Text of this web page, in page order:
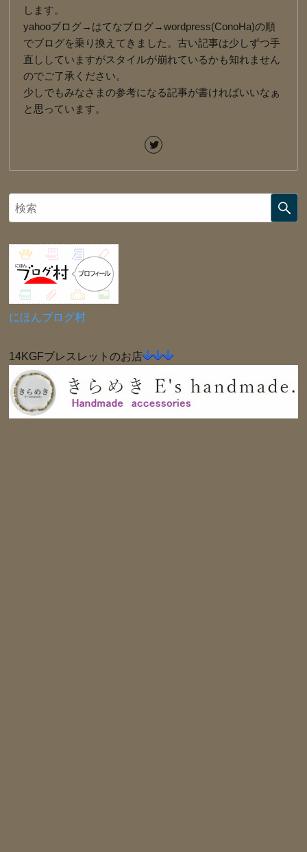
します。
yahooブログ→はてなブログ→wordpress(ConoHa)の順
でブログを乗り換えてきました。古い記事は少しずつ手
直ししていますがスタイルが崩れているかも知れません
のでご了承ください。
少しでもみなさまの参考になる記事が書ければいいなぁ
と思っています。
にほんブログ村
14KGFブレスレットのお店